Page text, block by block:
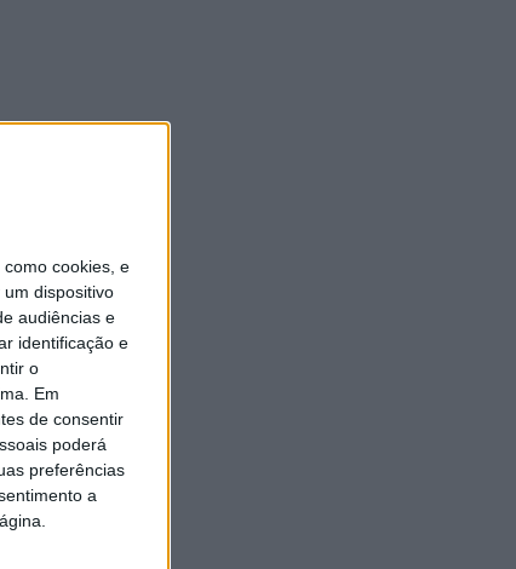
cookies, e
dispositivo
audiências e
identificação e
o
Em
de consentir
poderá
preferências
a